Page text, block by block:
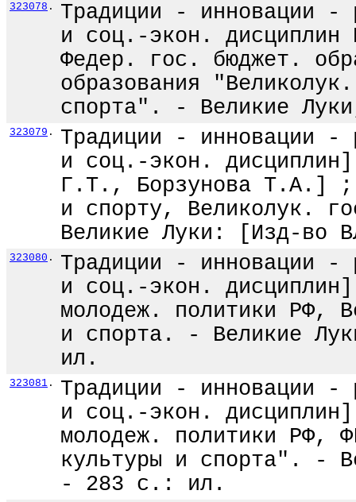
323078 .
Традиции - инновации
и соц.-экон.
Федер. гос. бюджет.
образования
спорта". - Великие
323079 .
Традиции - инновации
и соц.-экон.
Г.Т., Борзунова Т.А.] ;
и спорту, Великолук.
Великие Луки: [Изд-
323080 .
Традиции - инновации
и соц.-экон.
молодеж. политики РФ,
и спорта. - Великие
ил.
323081 .
Традиции - инновации
и соц.-экон.
молодеж. политики РФ,
культуры и спорта". -
- 283 с.: ил.